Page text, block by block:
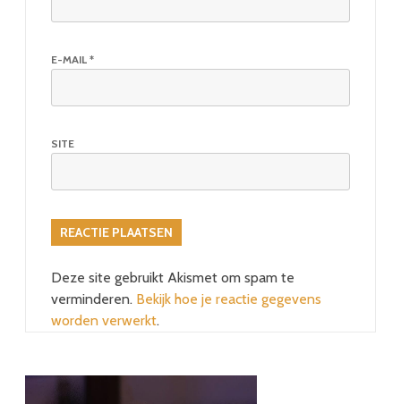
E-MAIL *
SITE
Deze site gebruikt Akismet om spam te
verminderen. Bekijk hoe je reactie gegevens
worden verwerkt.